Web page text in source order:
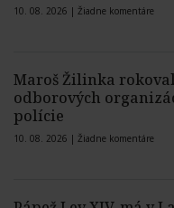
10. 08. 2026 | Žiadne komentáre
Maroš Žilinka
odborových
polície
10. 08. 2026 | Žiadne komentáre